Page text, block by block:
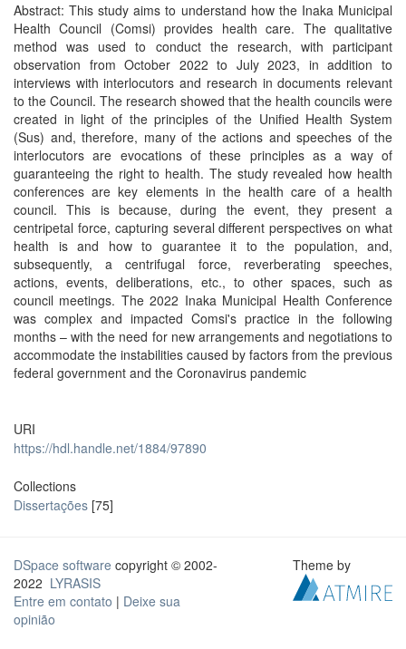
Abstract: This study aims to understand how the Inaka Municipal
Health Council (Comsi) provides health care. The qualitative
method was used to conduct the research, with participant
observation from October 2022 to July 2023, in addition to
interviews with interlocutors and research in documents relevant
to the Council. The research showed that the health councils were
created in light of the principles of the Unified Health System
(Sus) and, therefore, many of the actions and speeches of the
interlocutors are evocations of these principles as a way of
guaranteeing the right to health. The study revealed how health
conferences are key elements in the health care of a health
council. This is because, during the event, they present a
centripetal force, capturing several different perspectives on what
health is and how to guarantee it to the population, and,
subsequently, a centrifugal force, reverberating speeches,
actions, events, deliberations, etc., to other spaces, such as
council meetings. The 2022 Inaka Municipal Health Conference
was complex and impacted Comsi's practice in the following
months – with the need for new arrangements and negotiations to
accommodate the instabilities caused by factors from the previous
federal government and the Coronavirus pandemic
URI
https://hdl.handle.net/1884/97890
Collections
Dissertações [75]
DSpace software copyright © 2002-
2022 LYRASIS
Entre em contato | Deixe sua
opinião
Theme by